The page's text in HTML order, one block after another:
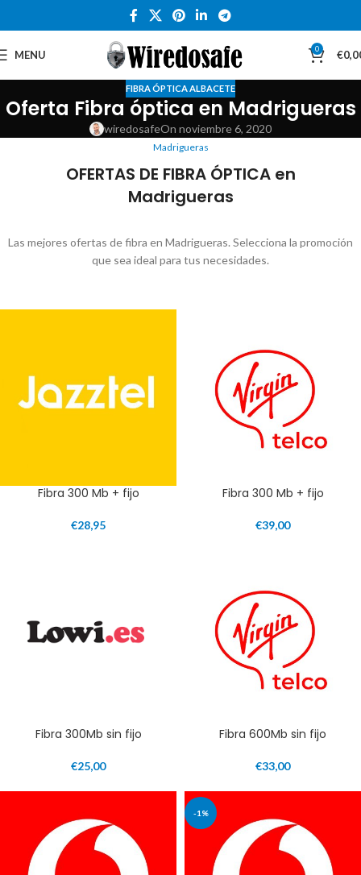
MENU 0 €
FIBRA ÓPTICA ALBACETE
Oferta Fibra óptica en Madrigueras
wiredosafeOn noviembre 6, 2020
Madrigueras
OFERTAS DE FIBRA ÓPTICA en
Madrigueras
Las mejores ofertas de fibra en Madrigueras. Selecciona la promoción
que sea ideal para tus necesidades.
Fibra 300 Mb + fijo
€28,95
Fibra 300 Mb + fijo
€39,00
Fibra 300Mb sin fijo
€25,00
Fibra 600Mb sin fijo
€33,00
-1%